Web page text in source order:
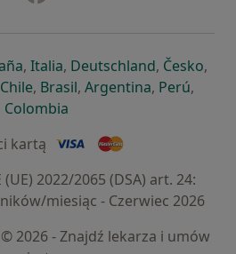
karcie
się w nowej karcie
otwiera się w nowej karcie
, Italiaotwiera się w nowej
, Deutschlandotwiera się
, Česko,
w nowej karcie
się w nowej karcie
Chileotwiera się w nowej karcie
, Brasilotwiera się w nowej
, Argentinaotwiera się
, Perú,
Colombia
kartą
(UE) 2022/2065 (DSA) art. 24:
miesiąc - Czerwiec 2026
2026 - Znajdź lekarza i umów